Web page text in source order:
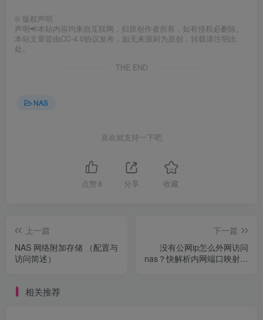
© 版权声明
声明📢本站内容均来自互联网，归原创作者所有，如有侵权必删除。
本站文章皆由CC-4.0协议发布，如无来源则为原创，转载请注明出
处。
THE END
NAS
喜欢就支持一下吧
点赞 8 分享 收藏
上一篇
NAS 网络附加存储 （配置与
访问简述）
下一篇
没有公网ip怎么外网访问
nas？快解析内网端口映射到
相关推荐